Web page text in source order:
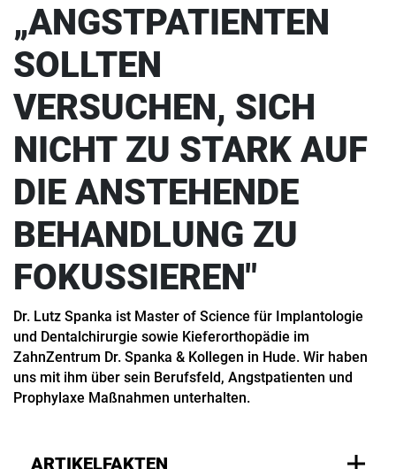
„ANGSTPATIENTEN
SOLLTEN
VERSUCHEN, SICH
NICHT ZU STARK AUF
DIE ANSTEHENDE
BEHANDLUNG ZU
FOKUSSIEREN"
Dr. Lutz Spanka ist Master of Science für Implantologie
und Dentalchirurgie sowie Kieferorthopädie im
ZahnZentrum Dr. Spanka & Kollegen in Hude. Wir haben
uns mit ihm über sein Berufsfeld, Angstpatienten und
Prophylaxe Maßnahmen unterhalten.
ARTIKELFAKTEN